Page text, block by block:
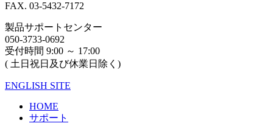
FAX. 03-5432-7172
製品サポートセンター
050-3733-0692
受付時間 9:00 ～ 17:00
( 土日祝日及び休業日除く)
ENGLISH SITE
HOME
サポート